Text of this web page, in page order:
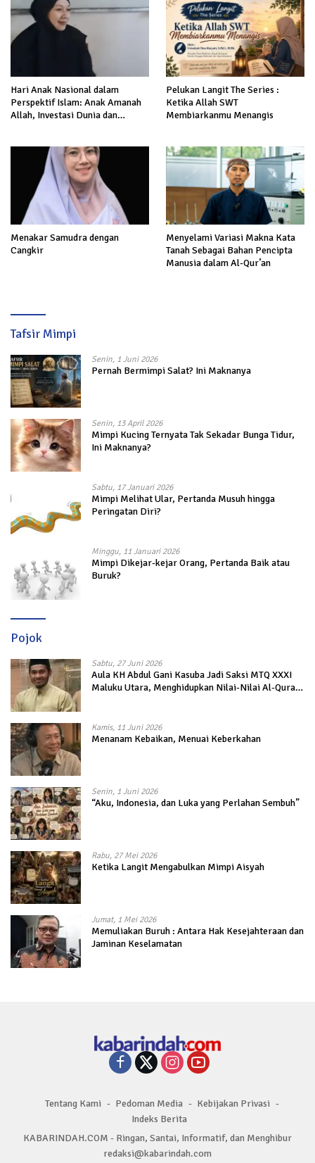
Hari Anak Nasional dalam
Perspektif Islam: Anak Amanah
Allah, Investasi Dunia dan
Pelukan Langit The Series :
Ketika Allah SWT
Membiarkanmu Menangis
Menakar Samudra dengan
Cangkir
Menyelami Variasi Makna Kata
Tanah Sebagai Bahan Pencipta
Manusia dalam Al-Qur’an
Tafsir Mimpi
Senin, 1 Juni 2026
Pernah Bermimpi Salat? Ini Maknanya
Senin, 13 April 2026
Mimpi Kucing Ternyata Tak Sekadar Bunga Tidur,
Ini Maknanya?
Sabtu, 17 Januari 2026
Mimpi Melihat Ular, Pertanda Musuh hingga
Peringatan Diri?
Minggu, 11 Januari 2026
Mimpi Dikejar-kejar Orang, Pertanda Baik atau
Buruk?
Pojok
Sabtu, 27 Juni 2026
Aula KH Abdul Gani Kasuba Jadi Saksi MTQ XXXI
Maluku Utara, Menghidupkan Nilai-Nilai Al-Quran
Kamis, 11 Juni 2026
Menanam Kebaikan, Menuai Keberkahan
Senin, 1 Juni 2026
“Aku, Indonesia, dan Luka yang Perlahan Sembuh”
Rabu, 27 Mei 2026
Ketika Langit Mengabulkan Mimpi Aisyah
Jumat, 1 Mei 2026
Memuliakan Buruh : Antara Hak Kesejahteraan dan
Jaminan Keselamatan
Tentang Kami Pedoman Media
Kebijakan Privasi
Indeks Berita
KABARINDAH.COM - Ringan, Santai, Informatif, dan Menghibur
redaksi@kabarindah.com